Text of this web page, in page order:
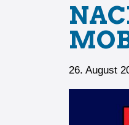
26. August